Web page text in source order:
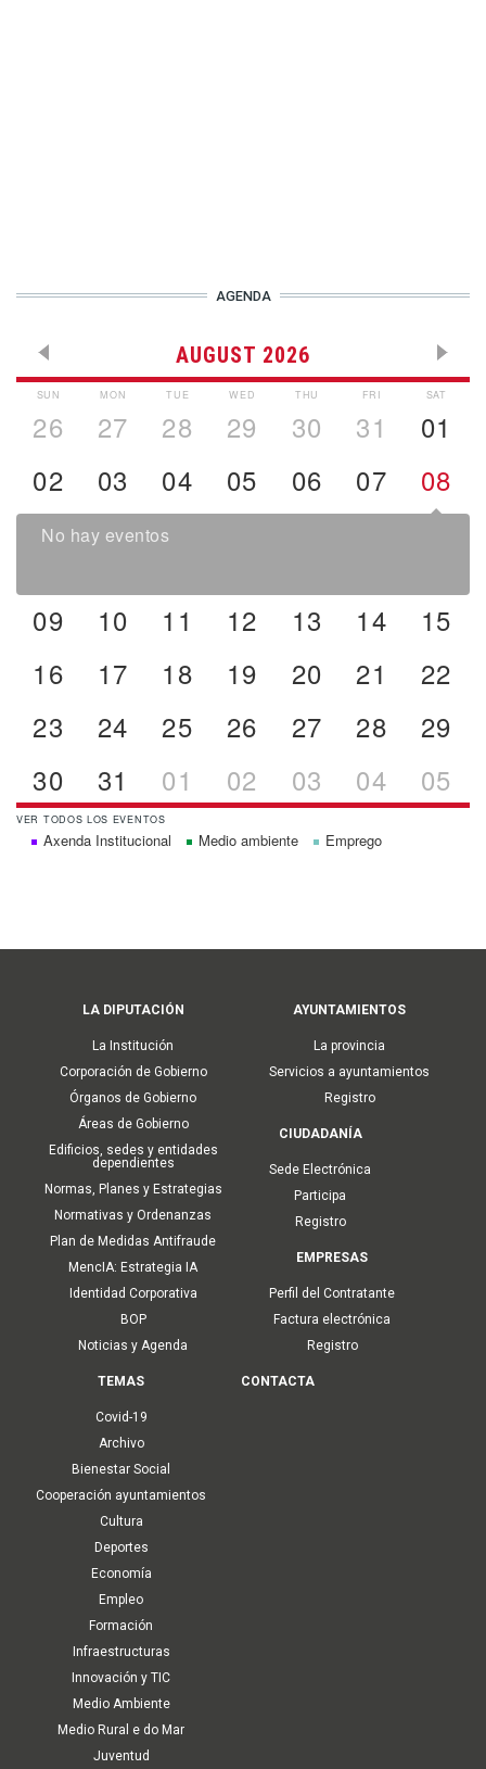
AGENDA
AUGUST 2026
SUN
26
MON
27
TUE
28
WED
29
THU
30
FRI
31
SAT
01
02
03 04 05 06 07 08
No hay eventos
09 10 11 12 13 14
15
16
17 18 19 20 21
22
23
24 25 26 27 28
29
30
31 01 02 03 04 05
VER TODOS LOS EVENTOS
Axenda Institucional Medio ambiente Emprego
navigation
LA DIPUTACIÓN
La Institución
Corporación de Gobierno
Órganos de Gobierno
Áreas de Gobierno
Edificios, sedes y entidades
dependientes
Normas, Planes y Estrategias
Normativas y Ordenanzas
Plan de Medidas Antifraude
MencIA: Estrategia IA
Identidad Corporativa
BOP
Noticias y Agenda
AYUNTAMIENTOS
La provincia
Servicios a ayuntamientos
Registro
CIUDADANÍA
Sede Electrónica
Participa
Registro
EMPRESAS
Perfil del Contratante
Factura electrónica
Registro
TEMAS
Covid-19
Archivo
Bienestar Social
Cooperación ayuntamientos
Cultura
Deportes
Economía
Empleo
Formación
Infraestructuras
Innovación y TIC
Medio Ambiente
Medio Rural e do Mar
Juventud
CONTACTA